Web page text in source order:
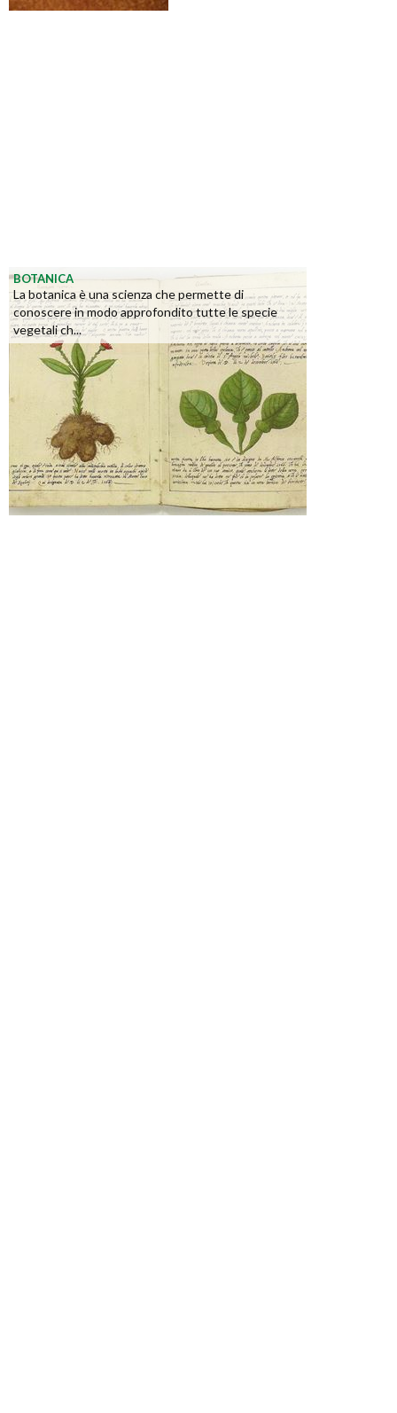
BOTANICA
La botanica è una scienza che permette di
conoscere in modo approfondito tutte le specie
vegetali ch...